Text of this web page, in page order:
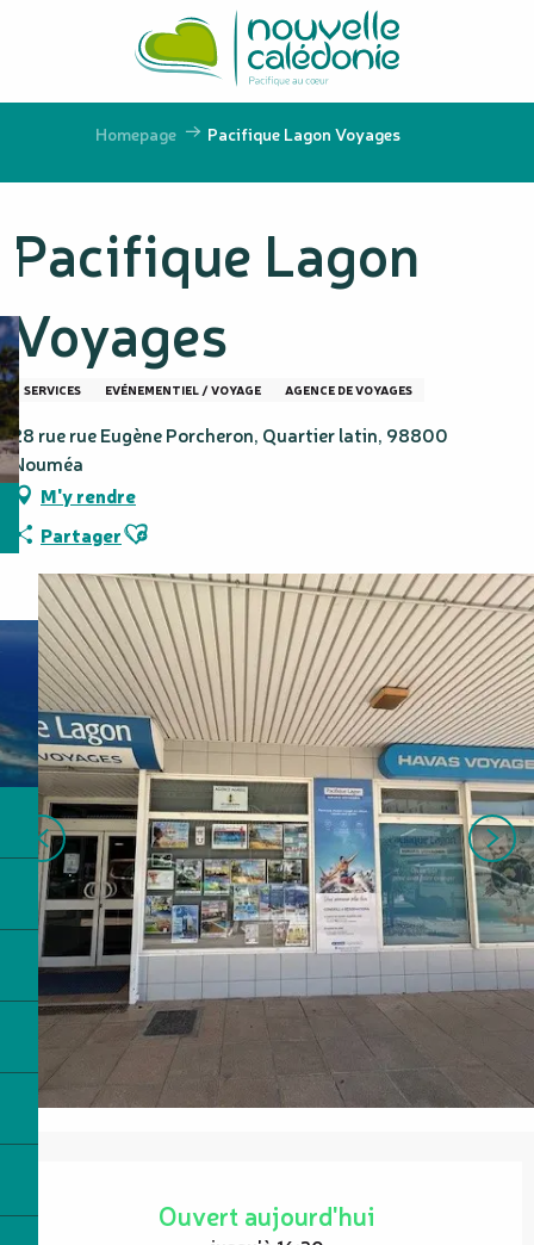
principal
Homepage Pacifique Lagon Voyages
Pacifique Lagon
Voyages
SERVICES EVÉNEMENTIEL / VOYAGE AGENCE DE VOYAGES
28 rue rue Eugène Porcheron, Quartier latin, 98800
Nouméa
M'y rendre
PartagerAjouter aux favoris
Ouvert aujourd'hui